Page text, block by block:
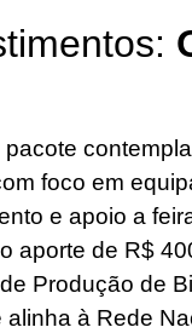
foco em
e apoio a
aporte de R$
Produção de
à Rede